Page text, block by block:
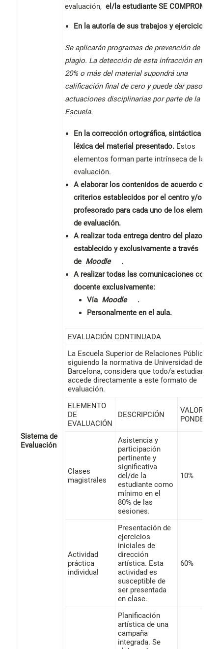
Sistema de
Evaluación
evaluación, el/la estudiante SE
En la autoría de sus trabajos y ejercicios.
Se aplicarán programas de prevención de
plagio. La detección de esta infracción en un
20% o más del material supondrá una
calificación final de cero y puede dar paso a
actuaciones disciplinarias por parte de la
Escuela.
En la corrección ortográfica, sintáctica y
léxica del material presentado. Estos
elementos forman parte intrínseca de la
evaluación.
A elaborar los contenidos de acuerdo con
criterios establecidos por el centro y/o el
profesorado para cada uno de los
de evaluación.
A realizar toda entrega dentro del plazo
establecido y exclusivamente a través
de Moodle
.
A realizar todas las comunicaciones con el/
docente exclusivamente:
Vía Moodle
.
Personalmente en el aula.
EVALUACIÓN CONTINUADA
La Escuela Superior de Relaciones Públicas,
siguiendo la normativa de Universidad de
Barcelona, ​​considera que todo/a estudiante
accede directamente a este formato de
evaluación.
ELEMENTO
DE
EVALUACIÓN
DESCRIPCIÓN
VALOR
Clases
magistrales
Asistencia y
participación
pertinente y
significativa
del/de la
estudiante como
mínimo en el
80% de las
sesiones.
10%
Actividad
práctica
individual
Presentación de
ejercicios
iniciales de
dirección
artística. Esta
actividad es
susceptible de
ser presentada
en clase.
60%
Planificación
artística de una
campaña
integrada. Se